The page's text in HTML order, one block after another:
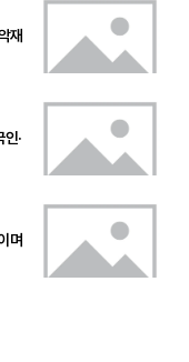
재
·
며